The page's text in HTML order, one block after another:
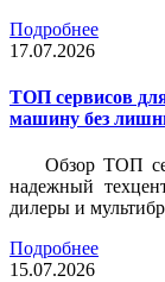
Подробнее
17.07.2026
ТОП сервисов
машину без
Обзор ТОП
надежный
дилеры и
Подробнее
15.07.2026